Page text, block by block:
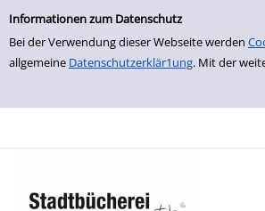
Einfache Suche
Informationen zum Datenschutz
Bei der Verwendung dieser Webseite werden
allgemeine Datenschutzerklär1ung. Mit der
zur Navigation springen
zum Inhalt springen
Zu den Suchfiltern springen
Zur Trefferliste springen